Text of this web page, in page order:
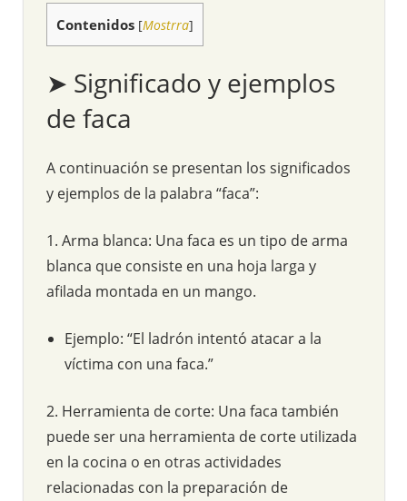
Contenidos [Mostrra]
➤ Significado y ejemplos
de faca
A continuación se presentan los significados
y ejemplos de la palabra “faca”:
1. Arma blanca: Una faca es un tipo de arma
blanca que consiste en una hoja larga y
afilada montada en un mango.
Ejemplo: “El ladrón intentó atacar a la
víctima con una faca.”
2. Herramienta de corte: Una faca también
puede ser una herramienta de corte utilizada
en la cocina o en otras actividades
relacionadas con la preparación de